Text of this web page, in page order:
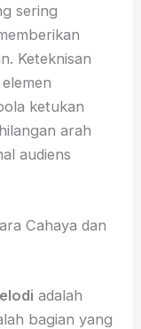
sering
Keteknisan
ketukan
arah
audiens
Cahaya dan
adalah
bagian yang